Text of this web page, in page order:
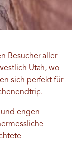
Besucher aller
Utah, wo
sich perfekt für
engen